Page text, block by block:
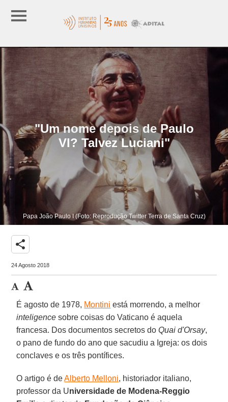
"Um nome depois de Paulo
VI? Talvez Luciani"
Papa João Paulo I (Foto: Reprodução Twitter Terra de Santa Cruz)
share
24 Agosto 2018
É agosto de 1978, Montini está morrendo, a melhor
inteligence sobre coisas do Vaticano é aquela
francesa. Dos documentos secretos doQuai d'Orsay,
o pano de fundo do ano que sacudiu a Igreja: os dois
conclaves e os três pontífices.
O artigo é deAlberto Melloni, historiador italiano,
professor da Universidade de Modena-Reggio